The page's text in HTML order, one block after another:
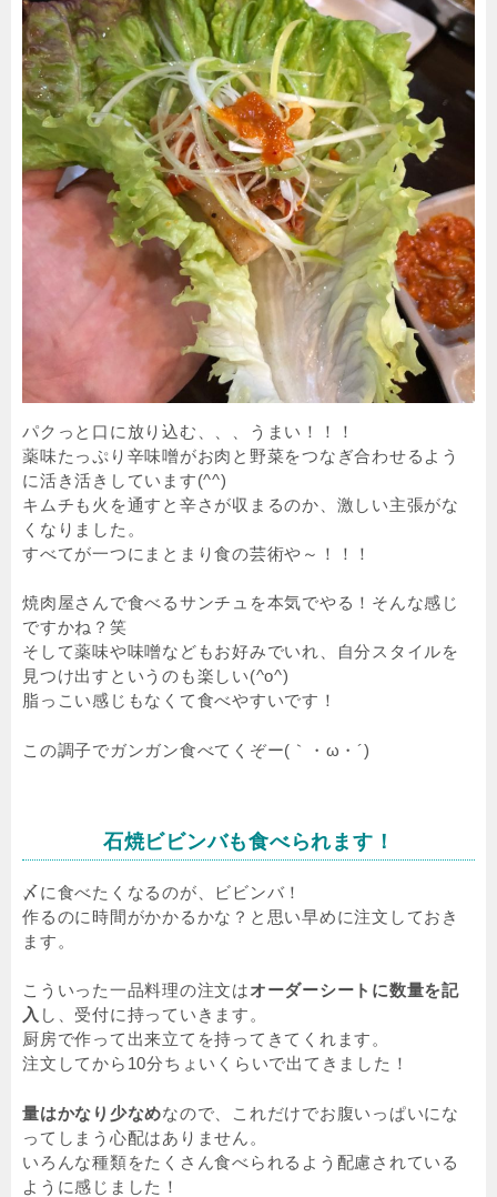
パクっと口に放り込む、、、うまい！！！
薬味たっぷり辛味噌がお肉と野菜をつなぎ合わせるよう
に活き活きしています(^^)
キムチも火を通すと辛さが収まるのか、激しい主張がな
くなりました。
すべてが一つにまとまり食の芸術や～！！！
焼肉屋さんで食べるサンチュを本気でやる！そんな感じ
ですかね？笑
そして薬味や味噌などもお好みでいれ、自分スタイルを
見つけ出すというのも楽しい(^o^)
脂っこい感じもなくて食べやすいです！
この調子でガンガン食べてくぞー(｀・ω・´)
石焼ビビンバも食べられます！
〆に食べたくなるのが、ビビンバ！
作るのに時間がかかるかな？と思い早めに注文しておき
ます。
こういった一品料理の注文はオーダーシートに数量を記
入 し、受付に持っていきます。
厨房で作って出来立てを持ってきてくれます。
注文してから10分ちょいくらいで出てきました！
量はかなり少なめなので、これだけでお腹いっぱいにな
ってしまう心配はありません。
いろんな種類をたくさん食べられるよう配慮されている
ように感じました！